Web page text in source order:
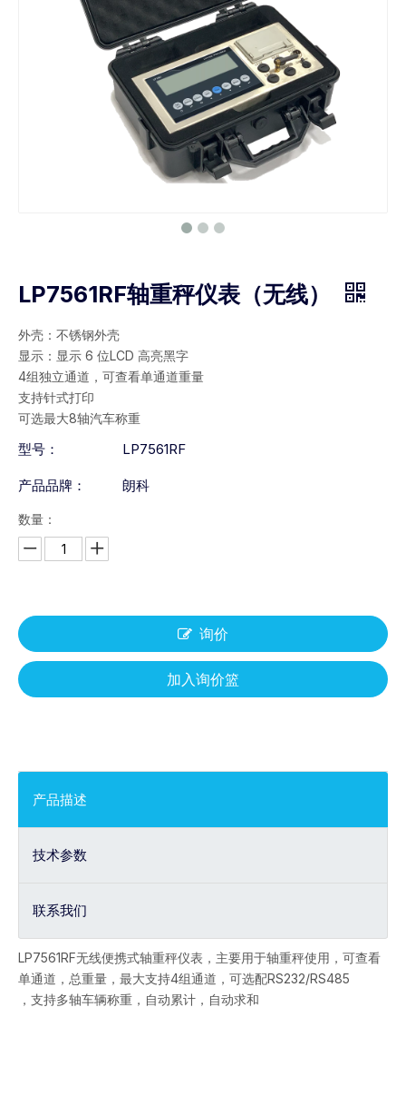
LP7561RF轴重秤仪表（无线）
外壳：不锈钢外壳
显示：显示 6 位LCD 高亮黑字
4组独立通道，可查看单通道重量
支持针式打印
可选最大8轴汽车称重
型号： LP7561RF
产品品牌： 朗科
数量：
询价
加入询价篮
产品描述
技术参数
联系我们
LP7561RF无线便携式轴重秤仪表，主要用于轴重秤使用，可查看
单通道，总重量，最大支持4组通道，可选配RS232/RS485
，支持多轴车辆称重，自动累计，自动求和